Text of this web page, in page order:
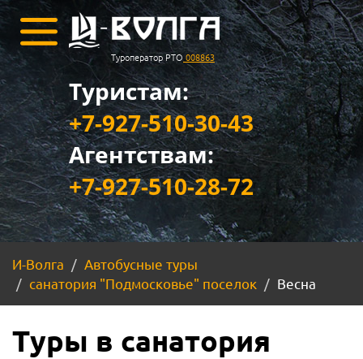
Туроператор РТО 008863
Туристам:
+7-927-510-30-43
Агентствам:
+7-927-510-28-72
И-Волга
Автобусные туры
санатория "Подмосковье" поселок
Весна
Туры в санатория